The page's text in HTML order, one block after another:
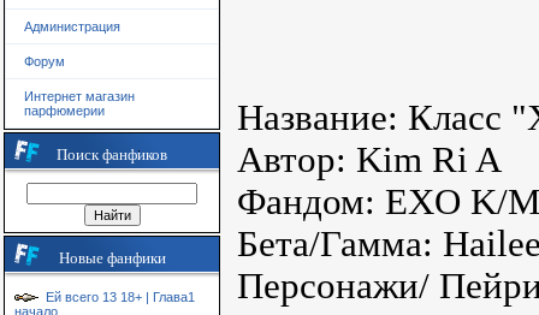
Администрация
Форум
Интернет магазин
парфюмерии
Поиск фанфиков
Новые фанфики
Ей всего 13 18+ | Глава1
начало
Название: Класс
Автор: Kim Ri A
Фандом: EXO K/
Бета/Гамма:
Персонажи/